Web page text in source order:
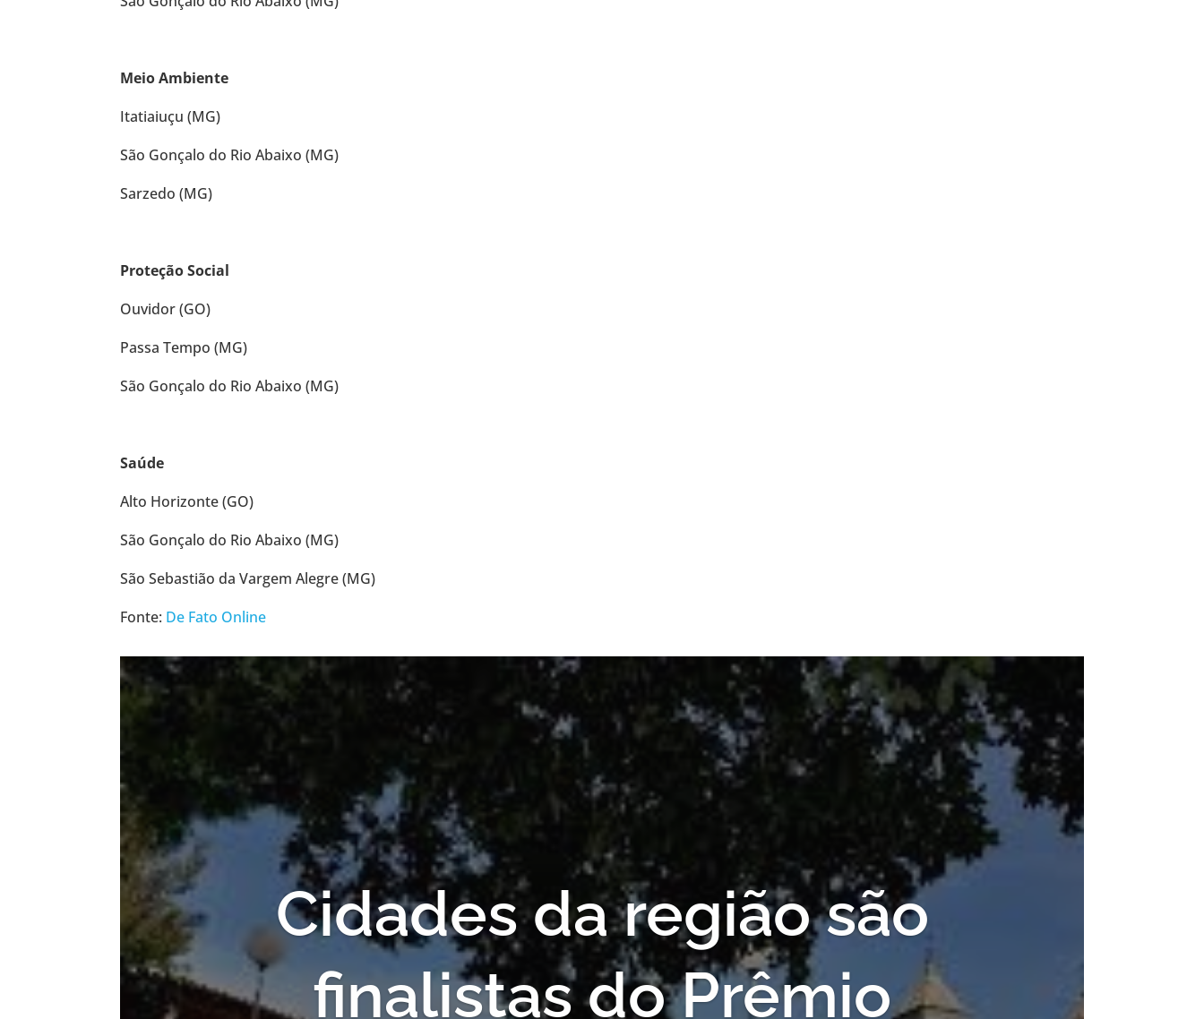
Meio Ambiente
Itatiaiuçu (MG)
São Gonçalo do Rio Abaixo (MG)
Sarzedo (MG)
Proteção Social
Ouvidor (GO)
Passa Tempo (MG)
São Gonçalo do Rio Abaixo (MG)
Saúde
Alto Horizonte (GO)
São Gonçalo do Rio Abaixo (MG)
São Sebastião da Vargem Alegre (MG)
Fonte: De Fato Online
Cidades da região são
finalistas do Prêmio